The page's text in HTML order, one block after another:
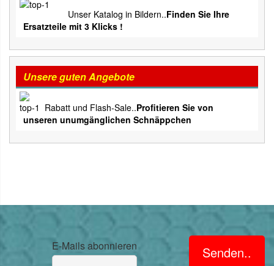
Unser Katalog in Bildern..Finden Sie Ihre
Ersatzteile mit 3 Klicks !
Unsere guten Angebote
Rabatt und Flash-Sale..Profitieren Sie von
unseren unumgänglichen Schnäppchen
E-Mails abonnieren Senden..